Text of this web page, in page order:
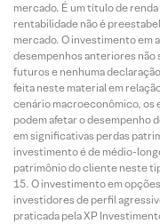
mercado. É um título de
rentabilidade não é
mercado. O investimento em
desempenhos anteriores
futuros e nenhuma
feita neste material em
cenário macroeconômico, os
podem afetar o desempenho
em significativas perdas
investimento é de médio-
patrimônio do cliente neste
O investimento em
investidores de perfil
praticada pela XP